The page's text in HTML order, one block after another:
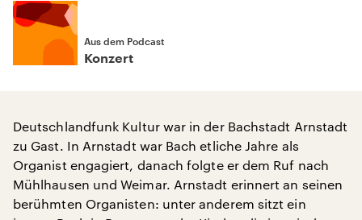
Aus dem Podcast
Konzert
Deutschlandfunk Kultur war in der Bachstadt Arnstadt
zu Gast. In Arnstadt war Bach etliche Jahre als
Organist engagiert, danach folgte er dem Ruf nach
Mühlhausen und Weimar. Arnstadt erinnert an seinen
berühmten Organisten: unter anderem sitzt ein